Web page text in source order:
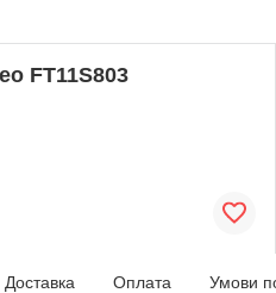
FT11S803
Доставка Оплата Умови